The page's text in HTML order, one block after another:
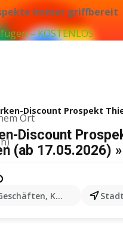
immer griffbereit
– KOSTENLOS
Ort
Kategorien,
Discount
(ab 17.05.2026) »